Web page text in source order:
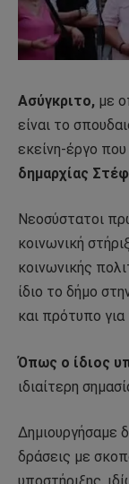
Ασύγκριτο, με
είναι το
εκείνη-έργο
δημαρχίας
Νεοσύστατοι
κοινωνική
κοινωνικής
ίδιο το δήμο
και πρότυπο
Όπως ο ίδιος
ιδιαίτερη
Δημιουργήσαμε
δράσεις με